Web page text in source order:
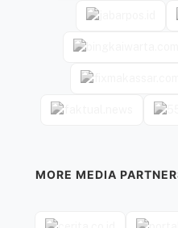
MORE MEDIA